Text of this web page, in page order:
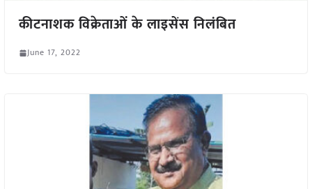
कीटनाशक विक्रेताओं के लाइसेंस निलंबित
June 17, 2022